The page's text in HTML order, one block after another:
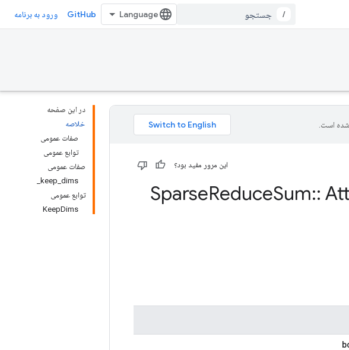
/
GitHub ورود به برنامه
در این صفحه
خلاصه
صفات عمومی
توابع عمومی
صفات عمومی
keep_dims_
توابع عمومی
KeepDims
است.
این مرور مفید بود؟
ReduceSum::